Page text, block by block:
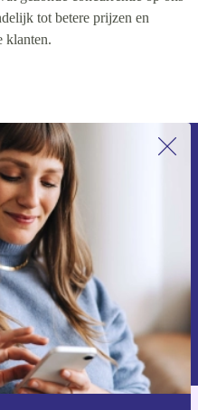
tot betere prijzen en
klanten.
onze nieuwsbrief en
aanbieding.
vind je in ons